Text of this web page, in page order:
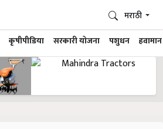
कृषीपीडिया सरकारी योजना पशुधन हवामान
मराठी